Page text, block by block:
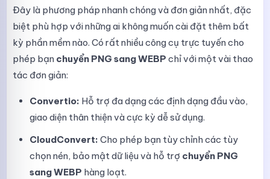
Đây là phương pháp nhanh chóng và đơn giản nhất, đặc
biệt phù hợp với những ai không muốn cài đặt thêm bất
kỳ phần mềm nào. Có rất nhiều công cụ trực tuyến cho
phép bạn chuyển PNG sang WEBP chỉ với một vài thao
tác đơn giản:
Convertio: Hỗ trợ đa dạng các định dạng đầu vào,
giao diện thân thiện và cực kỳ dễ sử dụng.
CloudConvert: Cho phép bạn tùy chỉnh các tùy
chọn nén, bảo mật dữ liệu và hỗ trợ chuyển PNG
sang WEBP hàng loạt.